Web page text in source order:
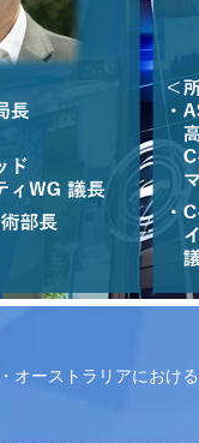
オーストラリアにおけ